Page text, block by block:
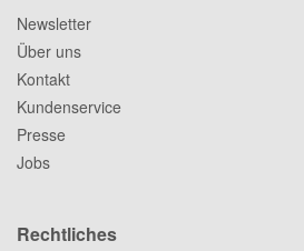
Newsletter
Über uns
Kontakt
Kundenservice
Presse
Jobs
Rechtliches